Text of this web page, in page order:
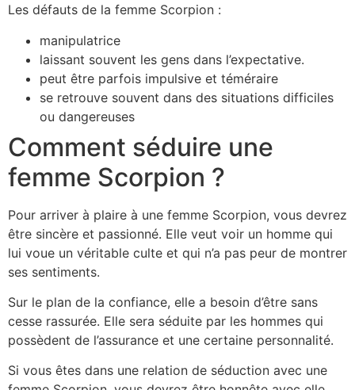
Les défauts de la femme Scorpion :
manipulatrice
laissant souvent les gens dans l’expectative.
peut être parfois impulsive et téméraire
se retrouve souvent dans des situations difficiles
ou dangereuses
Comment séduire une
femme Scorpion ?
Pour arriver à plaire à une femme Scorpion, vous devrez
être sincère et passionné. Elle veut voir un homme qui
lui voue un véritable culte et qui n’a pas peur de montrer
ses sentiments.
Sur le plan de la confiance, elle a besoin d’être sans
cesse rassurée. Elle sera séduite par les hommes qui
possèdent de l’assurance et une certaine personnalité.
Si vous êtes dans une relation de séduction avec une